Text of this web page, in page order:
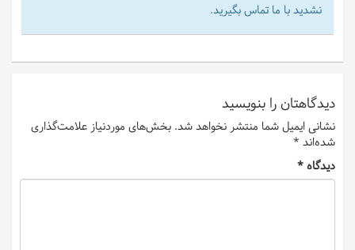
نشدید با ما تماس بگیرید.
دیدگاهتان را بنویسید
نشانی ایمیل شما منتشر نخواهد شد. بخش‌های موردنیاز علامت‌گذاری
شده‌اند *
دیدگاه*